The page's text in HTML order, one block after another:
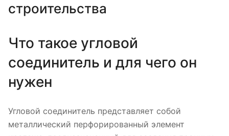
строительства
Что такое угловой
соединитель и для чего он
нужен
Угловой соединитель представляет собой
металлический перфорированный элемент